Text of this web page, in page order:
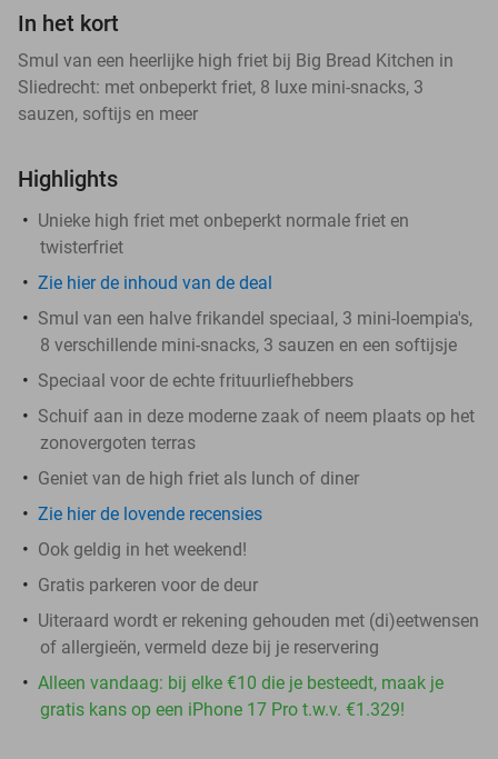
In het kort
Smul van een heerlijke high friet bij Big Bread Kitchen in
Sliedrecht: met onbeperkt friet, 8 luxe mini-snacks, 3
sauzen, softijs en meer
Highlights
Unieke high friet met onbeperkt normale friet en
twisterfriet
Zie hier de inhoud van de deal
Smul van een halve frikandel speciaal, 3 mini-loempia's,
8 verschillende mini-snacks, 3 sauzen en een softijsje
Speciaal voor de echte frituurliefhebbers
Schuif aan in deze moderne zaak of neem plaats op het
zonovergoten terras
Geniet van de high friet als lunch of diner
Zie hier de lovende recensies
Ook geldig in het weekend!
Gratis parkeren voor de deur
Uiteraard wordt er rekening gehouden met (di)eetwensen
of allergieën, vermeld deze bij je reservering
Alleen vandaag: bij elke €10 die je besteedt, maak je
gratis kans op een iPhone 17 Pro t.w.v. €1.329!